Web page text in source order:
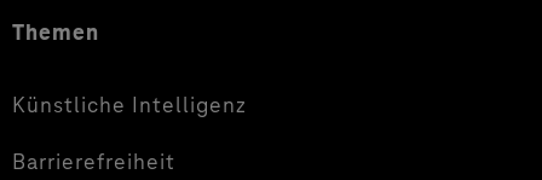
Themen
Künstliche Intelligenz
Barrierefreiheit